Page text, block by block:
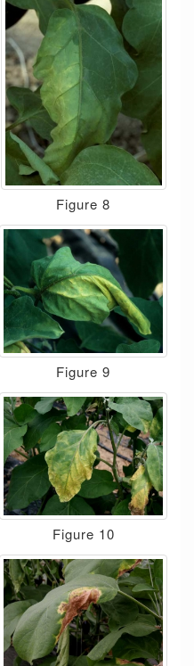
Figure 8
Figure 9
Figure 10